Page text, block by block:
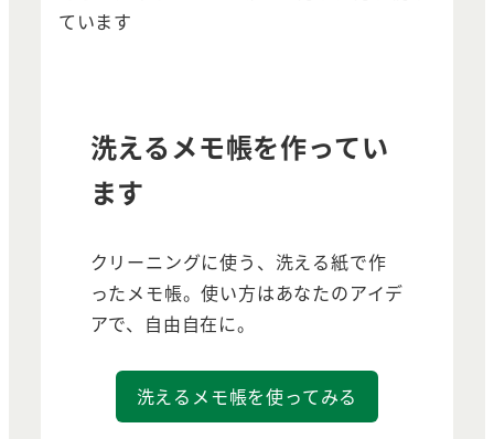
ています
洗えるメモ帳を作ってい
ます
クリーニングに使う、洗える紙で作
ったメモ帳。使い方はあなたのアイデ
アで、自由自在に。
洗えるメモ帳を使ってみる